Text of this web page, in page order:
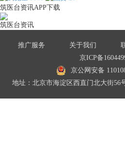
筑医台资讯APP下载
筑医台资讯
推广服务 关于我们
京ICP备
京公网安备
地址：北京市海淀区西直门北大街56